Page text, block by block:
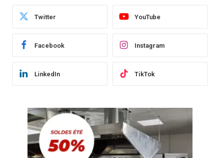
Twitter YouTube
Facebook Instagram
LinkedIn TikTok